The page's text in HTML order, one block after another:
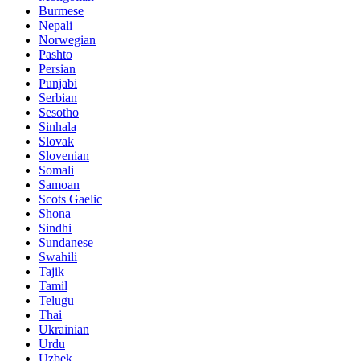
Burmese
Nepali
Norwegian
Pashto
Persian
Punjabi
Serbian
Sesotho
Sinhala
Slovak
Slovenian
Somali
Samoan
Scots Gaelic
Shona
Sindhi
Sundanese
Swahili
Tajik
Tamil
Telugu
Thai
Ukrainian
Urdu
Uzbek